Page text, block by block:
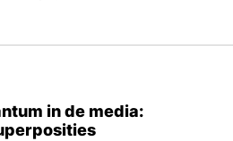
eind mei bekend na een
in de media: